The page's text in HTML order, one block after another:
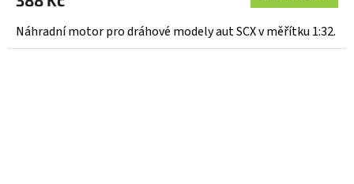
Náhradní motor pro dráhové modely aut SCX v měřítku 1:32.